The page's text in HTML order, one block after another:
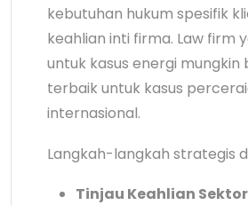
kebutuhan hukum spesifik
keahlian inti firma. Law firm
untuk kasus energi mungkin
terbaik untuk kasus
internasional.
Langkah-langkah strategis
Tinjau Keahlian